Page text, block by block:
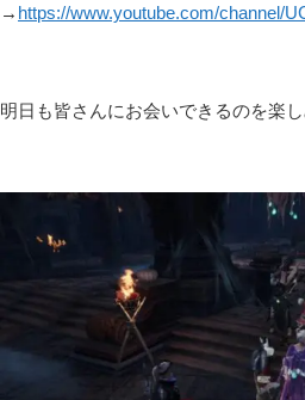
→ https://www.youtube.com/channel/
明日も皆さんにお会いできるのを楽